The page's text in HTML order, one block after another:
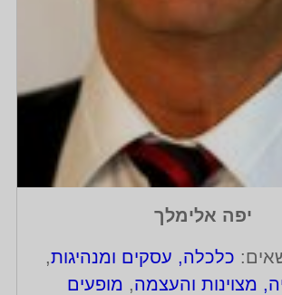
יפה אלימלך
כלכלה, עסקים ומנהיגות,
מצוינות והעצמה, מופעים